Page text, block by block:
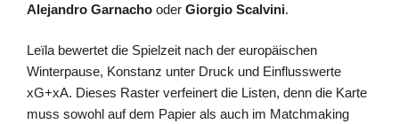
Alejandro Garnacho oder Giorgio Scalvini.
Leïla bewertet die Spielzeit nach der europäischen
Winterpause, Konstanz unter Druck und Einflusswerte
xG+xA. Dieses Raster verfeinert die Listen, denn die Karte
muss sowohl auf dem Papier als auch im Matchmaking